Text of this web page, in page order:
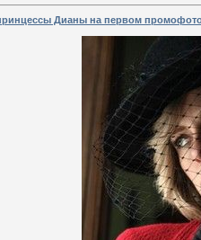
Дианы на первом